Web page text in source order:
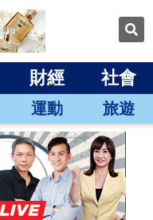
財經 社會
運動 旅遊